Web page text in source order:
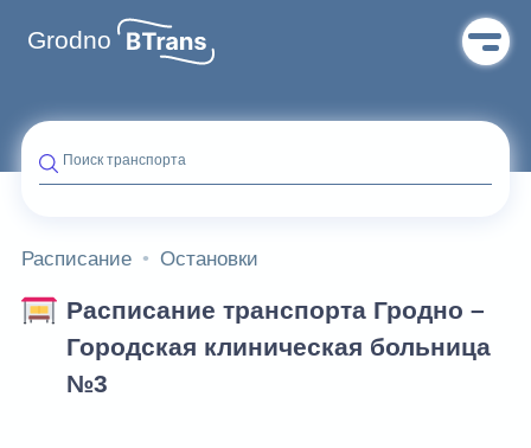
Grodno
Поиск транспорта
Расписание Остановки
Расписание транспорта Гродно –
Городская клиническая больница
№3